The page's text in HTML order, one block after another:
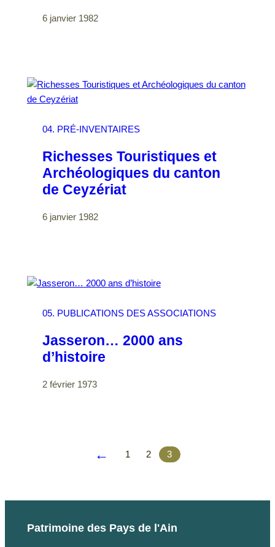
6 janvier 1982
04. PRÉ-INVENTAIRES
Richesses Touristiques et
Archéologiques du canton
de Ceyzériat
6 janvier 1982
05. PUBLICATIONS DES ASSOCIATIONS
Jasseron… 2000 ans
d’histoire
2 février 1973
← 1 2 3
Patrimoine des Pays de l'Ain